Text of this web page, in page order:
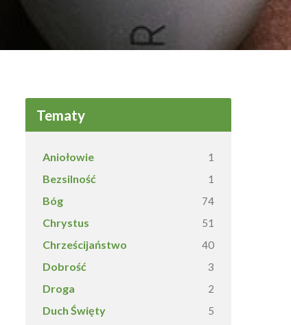
Tematy
Aniołowie 1
Bezsilność 1
Bóg 74
Chrystus 51
Chrześcijaństwo 40
Dobrość 3
Droga 2
Duch Święty 5